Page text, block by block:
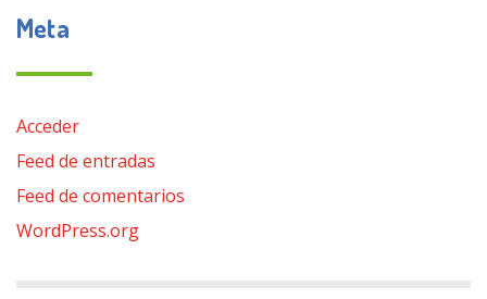
Meta
Acceder
Feed de entradas
Feed de comentarios
WordPress.org